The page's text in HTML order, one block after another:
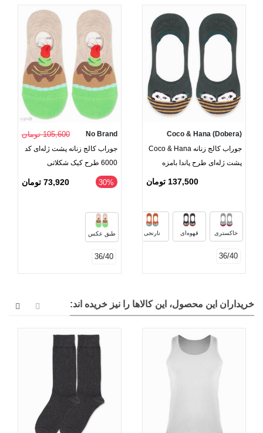
Coco & Hana (Dobera)
جوراب کالج زنانه Coco & Hana
پشت ژله‌ای طرح پاندا بامزه
137,500 تومان
خاکستری قهوه‌ای نارنجی
سرمه‌ای
36/40
No Brand 105,600 تومان
جوراب کالج زنانه پشت ژله‌ای کد
6000 طرح کیک شکلاتی
‎30% 73,920 تومان
طبق عکس
36/40
خریداران این محصول، این کالاها را نیز خریده اند: